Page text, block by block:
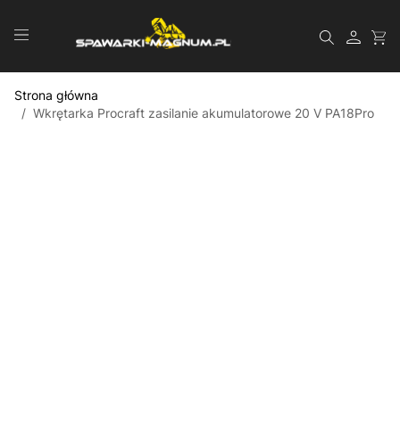
Szukaj
Strona główna
/ Wkrętarka Procraft zasilanie akumulatorowe 20 V PA18Pro